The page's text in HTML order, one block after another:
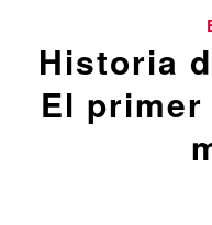
Historia
El primer